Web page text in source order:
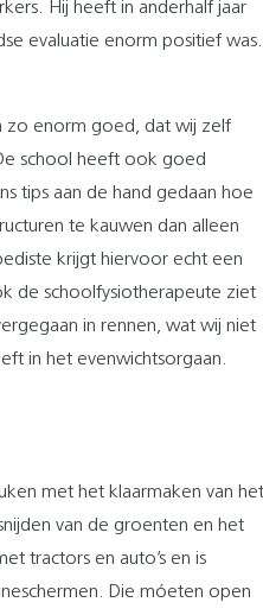
Hij heeft in anderhalf jaar
evaluatie enorm positief was.
zo enorm goed, dat wij zelf
school heeft ook goed
tips aan de hand gedaan hoe
te kauwen dan alleen
krijgt hiervoor echt een
de schoolfysiotherapeute ziet
in rennen, wat wij niet
in het evenwichtsorgaan.
met het klaarmaken van het
van de groenten en het
tractors en auto’s en is
Die móeten open